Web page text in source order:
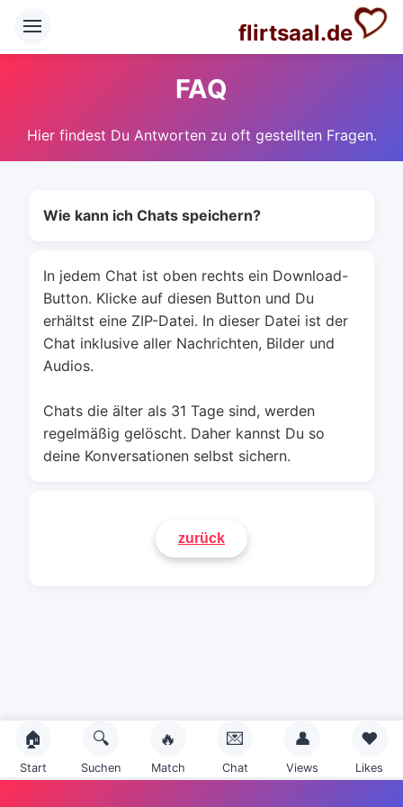
flirtsaal.de
FAQ
Hier findest Du Antworten zu oft gestellten Fragen.
Wie kann ich Chats speichern?
In jedem Chat ist oben rechts ein Download-
Button. Klicke auf diesen Button und Du
erhältst eine ZIP-Datei. In dieser Datei ist der
Chat inklusive aller Nachrichten, Bilder und
Audios.
Chats die älter als 31 Tage sind, werden
regelmäßig gelöscht. Daher kannst Du so
deine Konversationen selbst sichern.
🏠
Start
🔍
Suchen
🔥
Match
💌
Chat
👤
Views
❤️
Likes